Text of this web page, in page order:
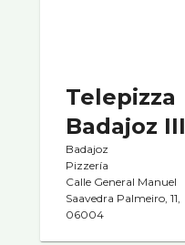
Telepizza
Badajoz III
Badajoz
Pizzerí­a
Calle General Manuel
Saavedra Palmeiro, 11,
06004